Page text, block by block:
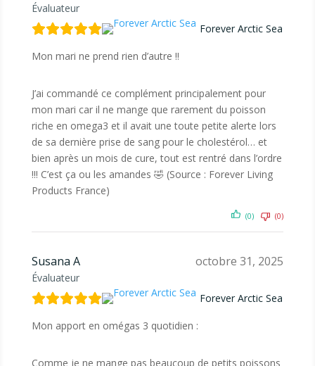
Évaluateur
Forever Arctic Sea
Mon mari ne prend rien d’autre !!
J’ai commandé ce complément principalement pour
mon mari car il ne mange que rarement du poisson
riche en omega3 et il avait une toute petite alerte lors
de sa dernière prise de sang pour le cholestérol… et
bien après un mois de cure, tout est rentré dans l’ordre
!!! C’est ça ou les amandes 🤣 (Source : Forever Living
Products France)
(0) (0)
Susana A
Évaluateur
octobre 31, 2025
Forever Arctic Sea
Mon apport en omégas 3 quotidien :
Comme je ne mange pas beaucoup de petits poissons